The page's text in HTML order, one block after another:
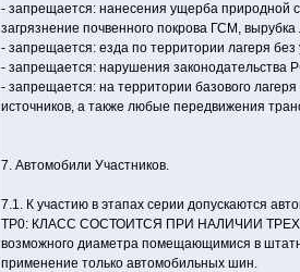
- запрещается: нанесения ущерба природной
загрязнение почвенного покрова ГСМ, вырубка
- запрещается: езда по территории лагеря
- запрещается: нарушения законодательства
- запрещается: на территории базового
источников, а также любые передвижения
7. Автомобили Участников.
7.1. К участию в этапах серии допускаются
ТР0: КЛАСС СОСТОИТСЯ ПРИ НАЛИЧИИ ТРЕХ
возможного диаметра помещающимися в
применение только автомобильных шин.